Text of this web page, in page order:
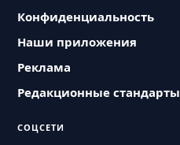
Конфиденциальность
Наши приложения
Реклама
Редакционные стандарты
СОЦСЕТИ